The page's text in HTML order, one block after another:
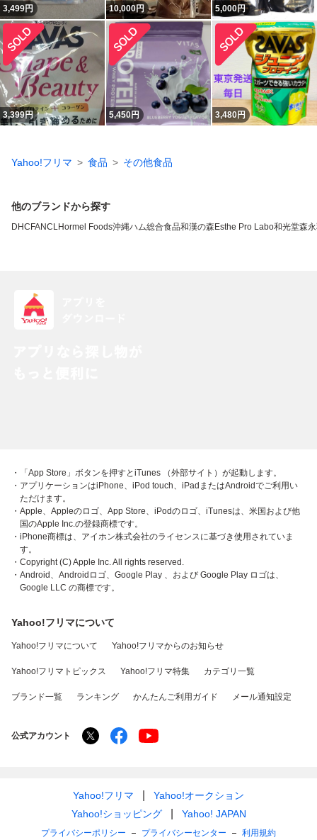
3,499円 10,000円 5,000円
3,399円 5,450円 3,480円
Yahoo!フリマ 食品 その他食品
他のブランドから探す
DHC FANCLHormel Foods沖縄ハム総合食品和漢の森 Esthe Pro Labo和光堂森
・「App Store」ボタンを押すとiTunes （外部サイト）が起動します。
・アプリケーションはiPhone、iPod touch、iPadまたはAndroidでご利用い
ただけます。
・Apple、Appleのロゴ、App Store、iPodのロゴ、iTunesは、米国および他
国のApple Inc.の登録商標です。
・iPhone商標は、アイホン株式会社のライセンスに基づき使用されていま
す。
・Copyright (C) Apple Inc. All rights reserved.
・Android、Androidロゴ、Google Play 、および Google Play ロゴは、
Google LLC の商標です。
Yahoo!フリマについて
Yahoo!フリマについて Yahoo!フリマからのお知らせ
Yahoo!フリマトピックス Yahoo!フリマ特集 カテゴリ一覧
ブランド一覧 ランキング かんたんご利用ガイド メール通知設定
公式アカウント
Yahoo!フリマ
Yahoo!オークション
Yahoo!ショッピング
Yahoo! JAPAN
プライバシーポリシー プライバシーセンター 利用規約